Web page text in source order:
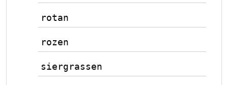
rotan
rozen
siergrassen